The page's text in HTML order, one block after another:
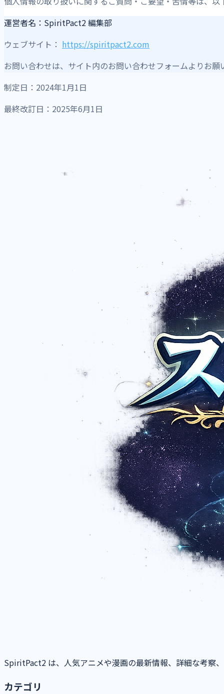
運営者名： SpiritPact2 編集部
ウェブサイト： https://spiritpact2.com
お問い合わせは、サイト内のお問い合わせフォームよりお願
制定日：2024年1月1日
最終改訂日：2025年6月1日
SpiritPact2 は、人気アニメや漫画の最新情報、詳細な考察
カテゴリ